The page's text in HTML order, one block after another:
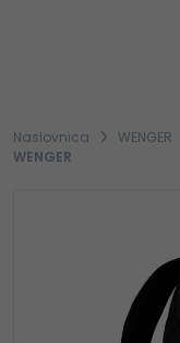
Naslovnica WENGER
WENGER